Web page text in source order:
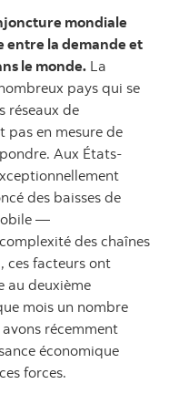
mondiale
entre la demande et
le monde. La
pays qui se
réseaux de
en mesure de
Aux États-
des baisses de
—
des chaînes
ces facteurs ont
au deuxième
mois un nombre
récemment
économique
forces.